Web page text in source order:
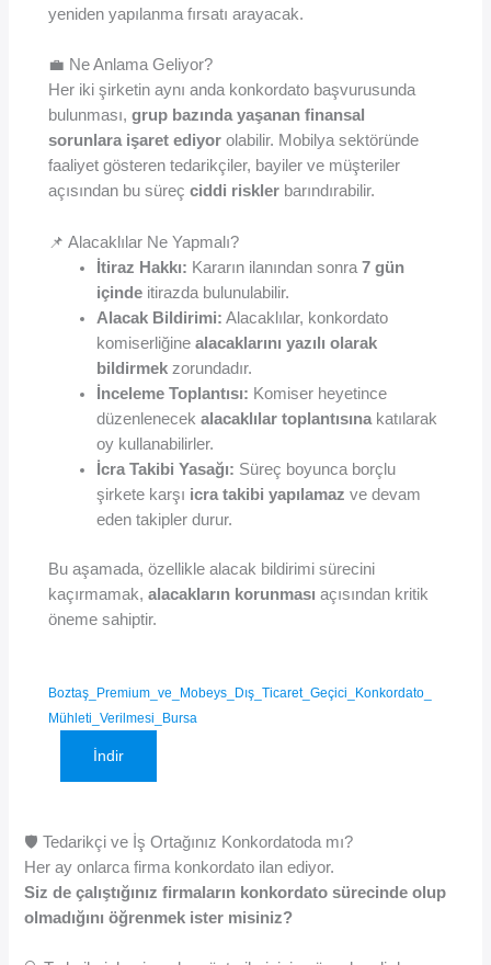
yeniden yapılanma fırsatı arayacak.
💼 Ne Anlama Geliyor?
Her iki şirketin aynı anda konkordato başvurusunda
bulunması,grup bazında yaşanan finansal
sorunlara işaret ediyor olabilir. Mobilya sektöründe
faaliyet gösteren tedarikçiler, bayiler ve müşteriler
açısından bu süreçciddi riskler barındırabilir.
📌 Alacaklılar Ne Yapmalı?
İtiraz Hakkı: Kararın ilanından sonra7 gün
içinde itirazda bulunulabilir.
Alacak Bildirimi: Alacaklılar, konkordato
komiserliğinealacaklarını yazılı olarak
bildirmek zorundadır.
İnceleme Toplantısı: Komiser heyetince
düzenlenecekalacaklılar toplantısına katılarak
oy kullanabilirler.
İcra Takibi Yasağı: Süreç boyunca borçlu
şirkete karşı icra takibi yapılamaz ve devam
eden takipler durur.
Bu aşamada, özellikle alacak bildirimi sürecini
kaçırmamak,alacakların korunması açısından kritik
öneme sahiptir.
Boztaş_Premium_ve_Mobeys_Dış_Ticaret_Geçici_Konkordato_
Mühleti_Verilmesi_Bursa
İndir
🛡️ Tedarikçi ve İş Ortağınız Konkordatoda mı?
Her ay onlarca firma konkordato ilan ediyor.
Siz de çalıştığınız firmaların konkordato sürecinde olup
olmadığını öğrenmek ister misiniz?